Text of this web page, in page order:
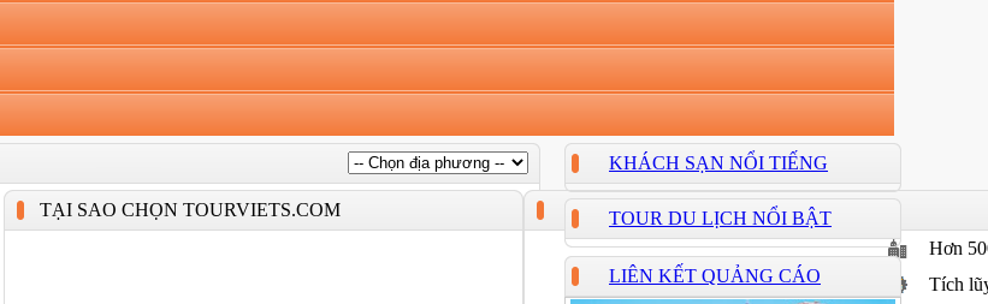
TẠI SAO CHỌN TOURVIETS.COM
Hơn
Tích
KHÁCH SẠN NỔI TIẾNG
TOUR DU LỊCH NỔI BẬT
LIÊN KẾT QUẢNG CÁO